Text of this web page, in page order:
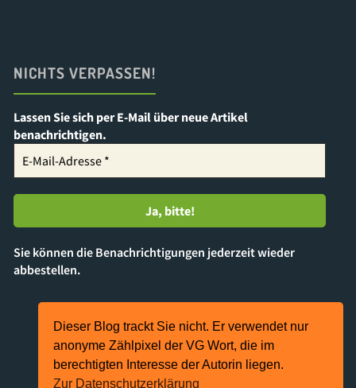
NICHTS VERPASSEN!
Lassen Sie sich per E-Mail über neue Artikel
benachrichtigen.
Sie können die Benachrichtigungen jederzeit wieder
abbestellen.
Präsentiert vonKahuna & WordPress.
©2024 Katja Heimann-Kiefer
Dieser Blog trackt Sie nicht. Er verwendet nur
anonyme Zählpixel der VG Wort, die im
berechtigten Interesse der Autorin liegen.
Zur Datenschutzerklärung